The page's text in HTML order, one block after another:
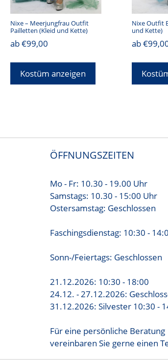
Nixe – Meerjungfrau Outfit
Pailletten (Kleid und Kette)
ab€99,00
Kostüm anzeigen
Nixe Outfit
und Kette)
ab€
ÖFFNUNGSZEITEN
Mo - Fr: 10.30 - 19.00 Uhr
Samstags: 10.30 - 15:00 Uhr
Ostersamstag: Geschlossen
Faschingsdienstag: 10:30 -
Sonn-/Feiertags: Geschlossen
21.12.2026: 10:30 - 18:00
24.12. - 27.12.2026:
31.12.2026: Silvester 10:30 -
Für eine persönliche Beratung
vereinbaren Sie gerne einen